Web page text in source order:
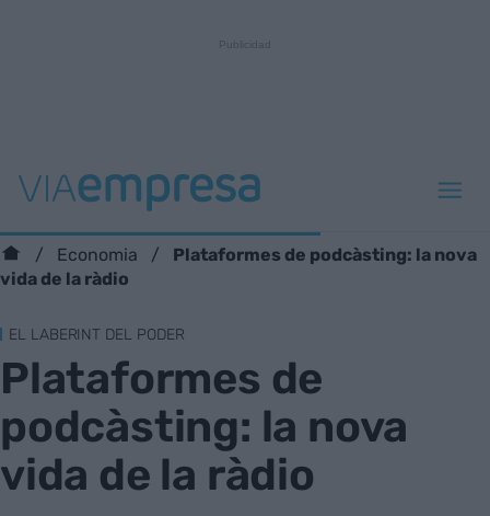
Economia
Plataformes de podcàsting: la nova
vida de la ràdio
EL LABERINT DEL PODER
Plataformes de
podcàsting: la nova
vida de la ràdio